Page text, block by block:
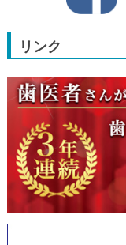
リンク